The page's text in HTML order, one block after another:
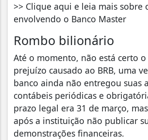
>> Clique aqui e leia mais sobre
envolvendo o Banco Master
Rombo bilionário
Até o momento, não está certo
prejuízo causado ao BRB, uma
banco ainda não entregou suas
contábeis periódicas e
prazo legal era 31 de março,
após a instituição não publicar
demonstrações financeiras.